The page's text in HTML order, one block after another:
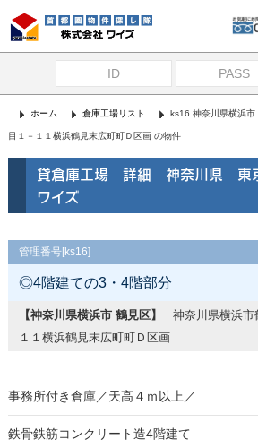
ホーム 倉庫工場リスト ks16 神奈川県横浜市
目１－１１横浜鶴見末広町町Ｄ区画 の物件
貸倉庫工場 詳細 神奈川県
ワイズ
管理番号[ks16]
◎4階建ての3・4階部分
【神奈川県横浜市 鶴見区】
神奈川県横浜市
１１横浜鶴見末広町町Ｄ区画
事務所付き倉庫／天高４ｍ以上／
鉄骨鉄筋コンクリート造4階建て